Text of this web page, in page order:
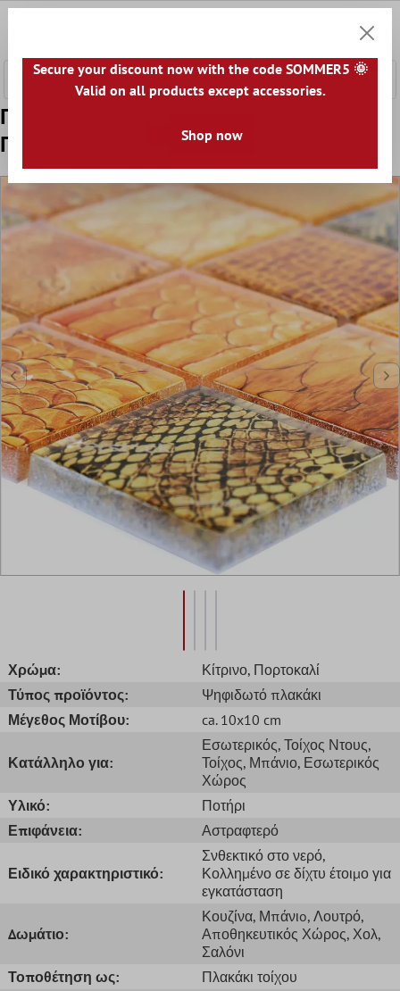
Πρότυπο από Γυάλινο Μωσαϊκό
Πλακάκια Python Πορτοκάλι
Χρώμα: Κίτρινο, Πορτοκαλί
Τύπος προϊόντος:
Ψηφιδωτό πλακάκι
Μέγεθος Μοτίβου:
ca. 10x10 cm
Κατάλληλο για:
Εσωτερικός, Τοίχος Ντους,
Τοίχος, Μπάνιο, Εσωτερικός
Χώρος
Υλικό:
Ποτήρι
Επιφάνεια:
Αστραφτερό
Ειδικό χαρακτηριστικό:
Σνθεκτικό στο νερό,
Κολλημένο σε δίχτυ έτοιμο για
εγκατάσταση
Δωμάτιο:
Κουζίνα, Μπάνιo, Λουτρό,
Αποθηκευτικός Χώρος, Χολ,
Σαλόνι
Τοποθέτηση ως:
Πλακάκι τοίχου
Secure your discount now with the code SOMMER5 🌞
Valid on all products except accessories.
Shop now